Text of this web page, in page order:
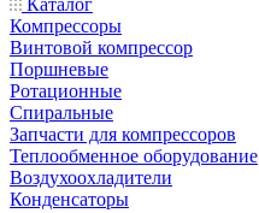
Каталог
Компрессоры
Винтовой компрессор
Поршневые
Ротационные
Спиральные
Запчасти для компрессоров
Теплообменное оборудование
Воздухоохладители
Конденсаторы